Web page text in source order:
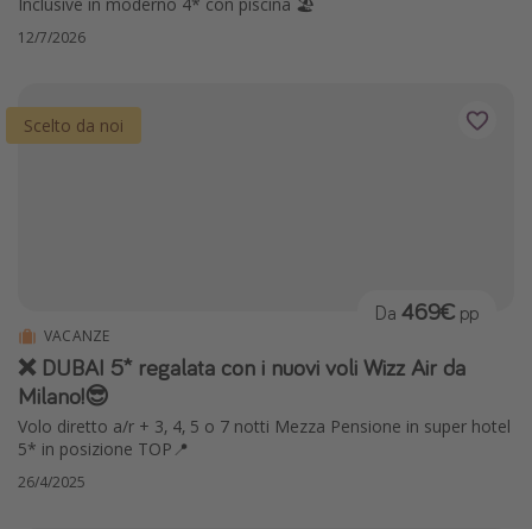
Vacanze last minute
Vacanze all inclusive
Vacanze al mare
Viaggi per single
Altri argomenti
Travel magazine
12/7/2026
Scelto da noi
VACANZE
❌ DUBAI 5* regalata con i nuovi voli Wizz Air da
Milano!😎
Volo diretto a/r + 3, 4, 5 o 7 notti Mezza Pensione in super hotel
5* in posizione TOP📍
Da 469€ pp
26/4/2025